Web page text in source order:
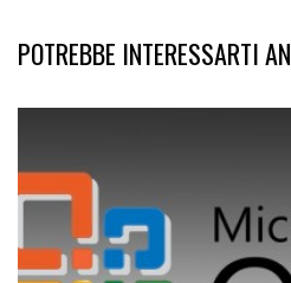
POTREBBE INTERESSARTI